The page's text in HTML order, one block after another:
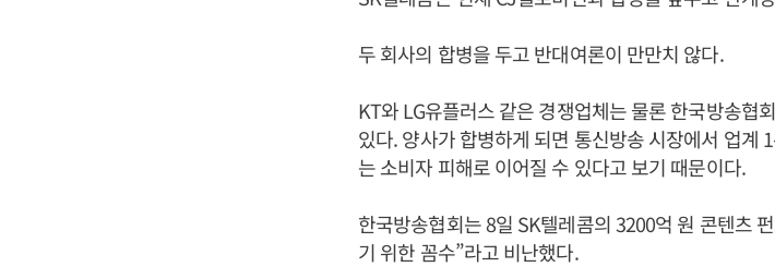
두 회사의 합병을 두고 반대여론이 만만치 않다.
KT와 LG유플러스 같은 경쟁업체는 물론 한국방송협
있다. 양사가 합병하게 되면 통신방송 시장에서 업계
는 소비자 피해로 이어질 수 있다고 보기 때문이다.
한국방송협회는 8일 SK텔레콤의 3200억 원 콘텐츠
기 위한 꼼수”라고 비난했다.